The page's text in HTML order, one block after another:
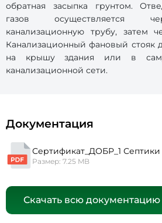
обратная засыпка грунтом.
газов осуществляется
канализационную трубу, затем
Канализационный фановый стояк
на крышу здания или в
канализационной сети.
Документация
Сертификат_ДОБР_1 Септики
Размер: 7.25 MB
Скачать всю документацию